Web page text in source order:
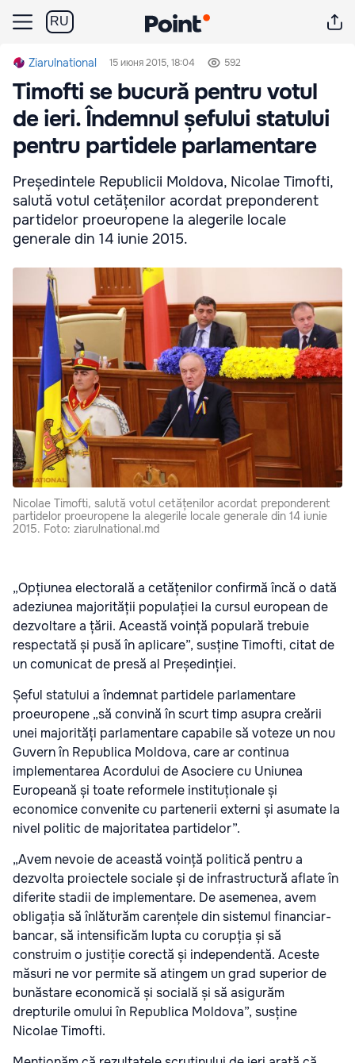
RU
Ziarulnational 15 июня 2015, 18:04 592
Timofti se bucură pentru votul
de ieri. Îndemnul șefului statului
pentru partidele parlamentare
Președintele Republicii Moldova, Nicolae Timofti,
salută votul cetățenilor acordat preponderent
partidelor proeuropene la alegerile locale
generale din 14 iunie 2015.
Nicolae Timofti, salută votul cetățenilor acordat preponderent
partidelor proeuropene la alegerile locale generale din 14 iunie
2015. Foto: ziarulnational.md
„Opțiunea electorală a cetățenilor confirmă încă o dată
adeziunea majorității populației la cursul european de
dezvoltare a țării. Această voință populară trebuie
respectată și pusă în aplicare”, susține Timofti, citat de
un comunicat de presă al Președinției.
Șeful statului a îndemnat partidele parlamentare
proeuropene „să convină în scurt timp asupra creării
unei majorități parlamentare capabile să voteze un nou
Guvern în Republica Moldova, care ar continua
implementarea Acordului de Asociere cu Uniunea
Europeană și toate reformele instituționale și
economice convenite cu partenerii externi și asumate la
nivel politic de majoritatea partidelor”.
„Avem nevoie de această voință politică pentru a
dezvolta proiectele sociale și de infrastructură aflate în
diferite stadii de implementare. De asemenea, avem
obligația să înlăturăm carențele din sistemul financiar-
bancar, să intensificăm lupta cu corupția și să
construim o justiție corectă și independentă. Aceste
măsuri ne vor permite să atingem un grad superior de
bunăstare economică și socială și să asigurăm
drepturile omului în Republica Moldova”, susține
Nicolae Timofti.